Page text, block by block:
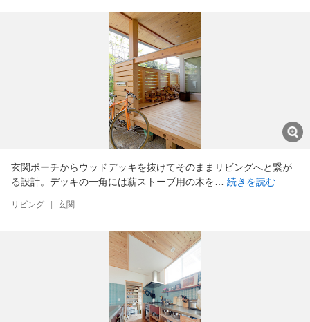
玄関ポーチからウッドデッキを抜けてそのままリビングへと繋が
る設計。デッキの一角には薪ストーブ用の木を… 続きを読む
リビング 玄関